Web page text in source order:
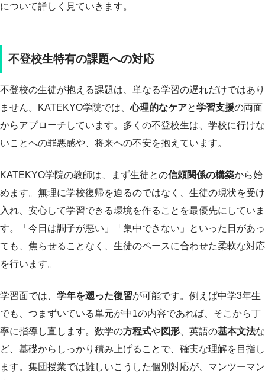
について詳しく見ていきます。
不登校生特有の課題への対応
不登校の生徒が抱える課題は、単なる学習の遅れだけではあり
ません。KATEKYO学院では、心理的なケアと学習支援の両面
からアプローチしています。多くの不登校生は、学校に行けな
いことへの罪悪感や、将来への不安を抱えています。
KATEKYO学院の教師は、まず生徒との信頼関係の構築から始
めます。無理に学校復帰を迫るのではなく、生徒の現状を受け
入れ、安心して学習できる環境を作ることを最優先にしていま
す。「今日は調子が悪い」「集中できない」といった日があっ
ても、焦らせることなく、生徒のペースに合わせた柔軟な対応
を行います。
学習面では、 学年を遡った復習が可能です。例えば中学3年生
でも、つまずいている単元が中1の内容であれば、そこから丁
寧に指導し直します。数学の方程式や図形 、英語の基本文法な
ど、基礎からしっかり積み上げることで、確実な理解を目指し
ます。集団授業では難しいこうした個別対応が、マンツーマン